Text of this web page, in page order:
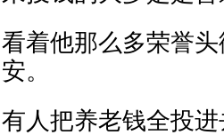
看着他那么多荣誉
安。
有人把养老钱全投